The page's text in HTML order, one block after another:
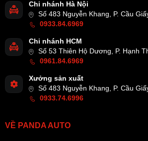
Chi nhánh Hà Nội
Số 483 Nguyễn Khang, P. Cầu
0933.84.6969
Chi nhánh HCM
Số 53 Thiên Hộ Dương, P. Hạnh
0961.84.6969
Xưởng sản xuất
Số 483 Nguyễn Khang, P. Cầu
0933.74.6996
VỀ PANDA AUTO